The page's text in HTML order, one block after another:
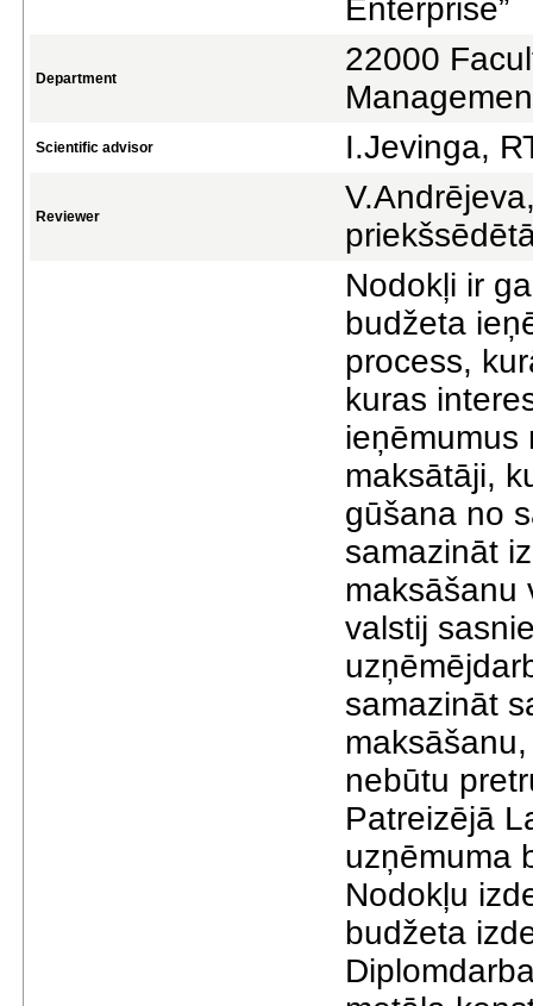
Enterprise”
Department
22000
Scientific advisor I.Jevinga,
Reviewer
Nodokļi ir
budžeta
process,
kuras
ieņēmumus
maksātāji,
gūšana no
samazināt
maksāšanu
valstij
samazināt
nebūtu
Patreizējā
uzņēmuma
Nodokļu
budžeta